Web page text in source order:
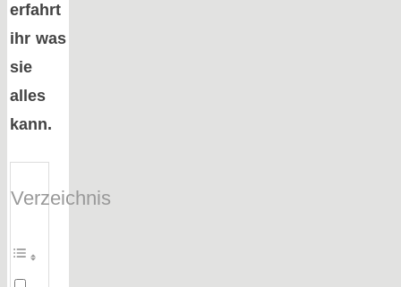
erfahrt
ihr was
sie
alles
kann.
Verzeichnis